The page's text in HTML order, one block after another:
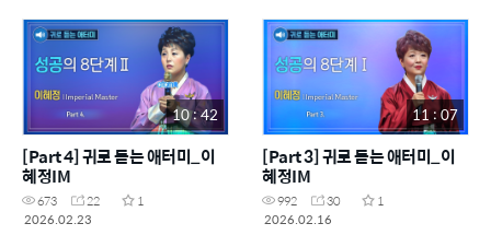
10 : 42
[Part 4] 귀로 듣는 애터미_이
혜정IM
673 22
1
2026.02.23
11 : 07
[Part 3] 귀로 듣는 애터미_이
혜정IM
992 30
1
2026.02.16